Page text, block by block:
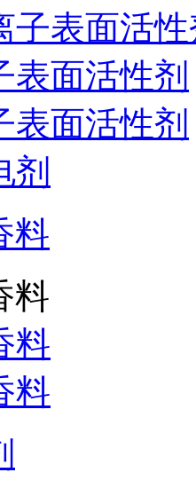
子表面活
表面活性剂
表面活性剂
剂
料
料
料
料